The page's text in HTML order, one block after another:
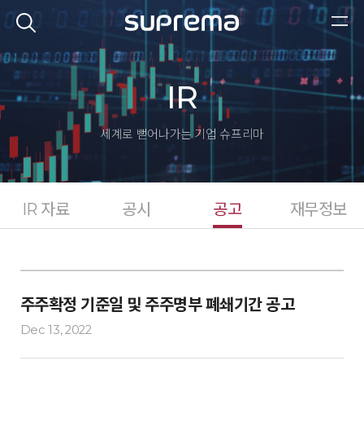
IR
세계로 뻗어나가는 기업 슈프리마
IR 자료 공시 공고 재무정보
주주확정 기준일 및 주주명부 폐쇄기간 공고
Dec 13, 2022